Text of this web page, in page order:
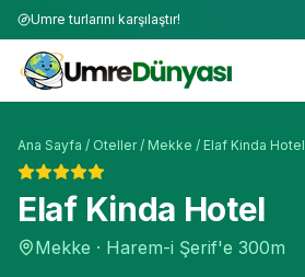
Umre turlarını karşılaştır!
Ana Sayfa / Oteller/ Mekke / Elaf Kinda Hotel
Elaf Kinda Hotel
Mekke · Harem-i Şerif'e 300m